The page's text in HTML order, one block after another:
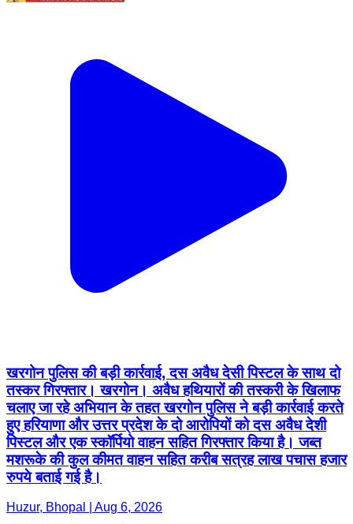
खरगोन पुलिस की बड़ी कार्रवाई, दस अवैध देसी पिस्टल के साथ दो
तस्कर गिरफ्तार। खरगोन। अवैध हथियारों की तस्करी के खिलाफ
चलाए जा रहे अभियान के तहत खरगोन पुलिस ने बड़ी कार्रवाई करते
हुए हरियाणा और उत्तर प्रदेश के दो आरोपियों को दस अवैध देशी
पिस्टल और एक स्कॉर्पियो वाहन सहित गिरफ्तार किया है। जब्त
मशरूके की कुल कीमत वाहन सहित करीब सत्रह लाख पचास हजार
रुपये बताई गई है।
Huzur, Bhopal | Aug 6, 2026